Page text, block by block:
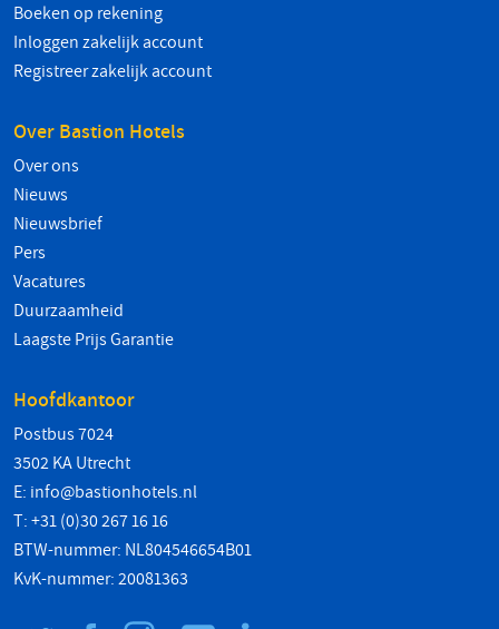
Boeken op rekening
Inloggen zakelijk account
Registreer zakelijk account
Over Bastion Hotels
Over ons
Nieuws
Nieuwsbrief
Pers
Vacatures
Duurzaamheid
Laagste Prijs Garantie
Hoofdkantoor
Postbus 7024
3502 KA Utrecht
E: info@bastionhotels.nl
T: +31 (0)30 267 16 16
BTW-nummer: NL804546654B01
KvK-nummer: 20081363